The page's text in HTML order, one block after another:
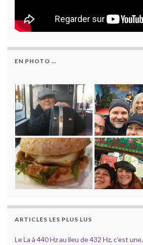
EN PHOTO …
ARTICLES LES PLUS LUS
Le La à 440 Hz au lieu de 432 Hz, c’est